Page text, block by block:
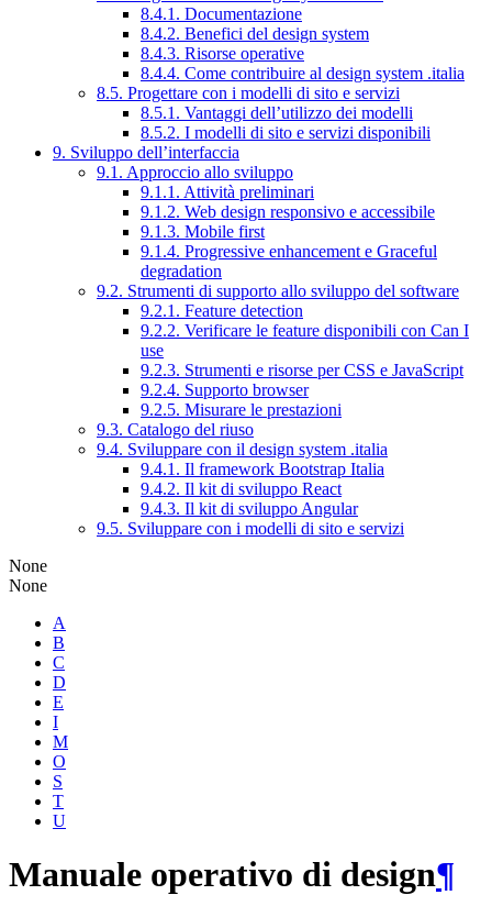
8.4.1. Documentazione
8.4.2. Benefici del design system
8.4.3. Risorse operative
8.4.4. Come contribuire al design system .italia
8.5. Progettare con i modelli di sito e servizi
8.5.1. Vantaggi dell’utilizzo dei modelli
8.5.2. I modelli di sito e servizi disponibili
9. Sviluppo dell’interfaccia
9.1. Approccio allo sviluppo
9.1.1. Attività preliminari
9.1.2. Web design responsivo e accessibile
9.1.3. Mobile first
9.1.4. Progressive enhancement e Graceful
degradation
9.2. Strumenti di supporto allo sviluppo del software
9.2.1. Feature detection
9.2.2. Verificare le feature disponibili con Can I
use
9.2.3. Strumenti e risorse per CSS e JavaScript
9.2.4. Supporto browser
9.2.5. Misurare le prestazioni
9.3. Catalogo del riuso
9.4. Sviluppare con il design system .italia
9.4.1. Il framework Bootstrap Italia
9.4.2. Il kit di sviluppo React
9.4.3. Il kit di sviluppo Angular
9.5. Sviluppare con i modelli di sito e servizi
None
None
A
B
C
D
E
I
M
O
S
T
U
Manuale operativo di design¶